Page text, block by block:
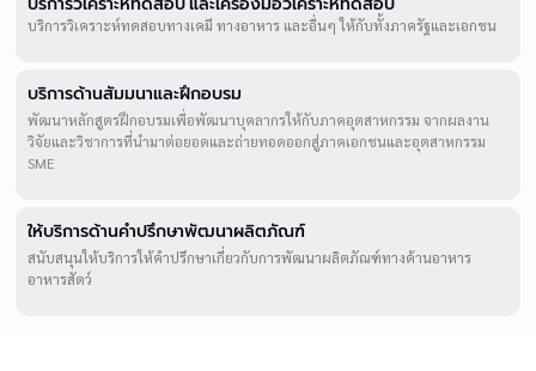
บริการวิเคราะห์ทดสอบทางเคมี ทางอาหาร และอื่นๆ ให้กับทั้งภาครัฐและเอกชน
บริการด้านสัมมนาและฝึกอบรม
พัฒนาหลักสูตรฝึกอบรมเพื่อพัฒนาบุคลากรให้กับภาคอุตสาหกรรม จากผลงาน
วิจัยและวิชาการที่นำมาต่อยอดและถ่ายทอดออกสู่ภาคเอกชนและอุตสาหกรรม
SME
ให้บริการด้านคำปรึกษาพัฒนาผลิตภัณฑ์
สนับสนุนให้บริการให้คำปรึกษาเกี่ยวกับการพัฒนาผลิตภัณฑ์ทางด้านอาหาร
อาหารสัตว์